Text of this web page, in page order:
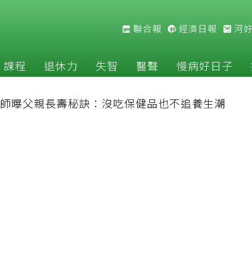
聯合報 經濟日報 河
課程 退休力 失智 醫聲 慢病好日子
曝父親長壽秘訣：沒吃保健品也不追養生潮